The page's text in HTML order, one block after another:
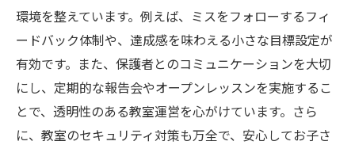
環境を整えています。例えば、ミスをフォローするフィ
ードバック体制や、達成感を味わえる小さな目標設定が
有効です。また、保護者とのコミュニケーションを大切
にし、定期的な報告会やオープンレッスンを実施するこ
とで、透明性のある教室運営を心がけています。さら
に、教室のセキュリティ対策も万全で、安心してお子さ